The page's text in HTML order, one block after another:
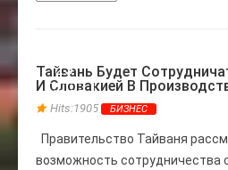
Тайвань Будет
И Словакией В
Hits:1905 БИЗНЕС
Правительство Тайваня
возможность сотрудничества
25
НОЯБ